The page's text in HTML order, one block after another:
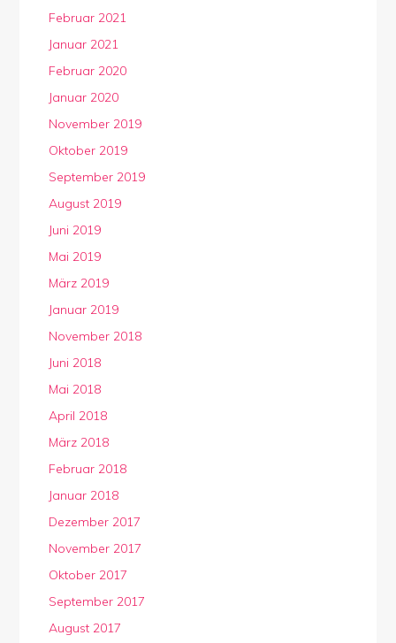
Februar 2021
Januar 2021
Februar 2020
Januar 2020
November 2019
Oktober 2019
September 2019
August 2019
Juni 2019
Mai 2019
März 2019
Januar 2019
November 2018
Juni 2018
Mai 2018
April 2018
März 2018
Februar 2018
Januar 2018
Dezember 2017
November 2017
Oktober 2017
September 2017
August 2017